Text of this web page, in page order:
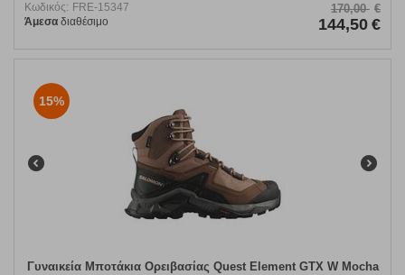
Κωδικός: FRE-15347
Άμεσα διαθέσιμο
170,00 €
144,50 €
15%
Γυναικεία Μποτάκια Ορειβασίας Quest Element GTX W Mocha